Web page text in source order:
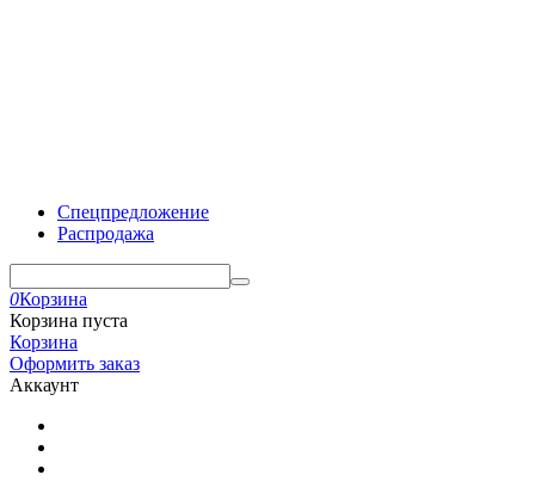
Спецпредложение
Распродажа
0Корзина
Корзина пуста
Корзина
Оформить заказ
Аккаунт